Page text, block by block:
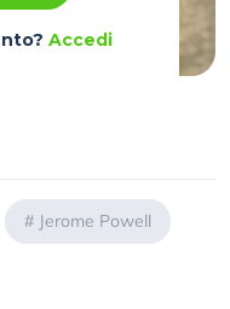
Accedi
# Jerome Powell